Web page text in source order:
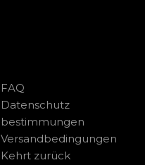
FAQ
Datenschutz
bestimmungen
Versandbedingungen
Kehrt zurück